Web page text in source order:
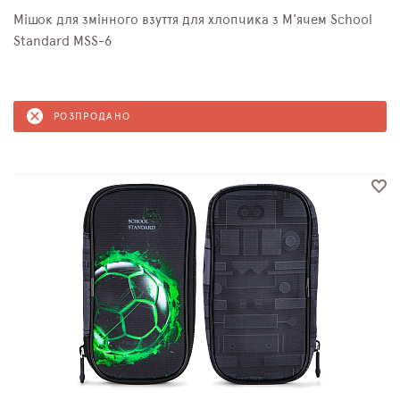
Мішок для змінного взуття для хлопчика з М'ячем School
Standard MSS-6
РОЗПРОДАНО